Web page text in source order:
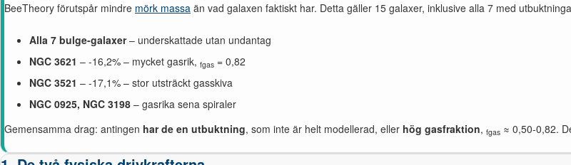
BeeTheory förutspår mindre mörk massa än vad galaxen faktiskt har. Detta gäller 15 galaxer, inklusive alla 7 med
Alla 7 bulge-galaxer– underskattade utan undantag
NGC 3621 – -16,2% – mycket gasrik, fgas = 0,82
NGC 3521 – -17,1% – stor utsträckt gasskiva
NGC 0925, NGC 3198 – gasrika sena spiraler
Gemensamma drag: antingen har de en utbuktning, som inte är helt modellerad, eller hög gasfraktion, fgas ≈ 0,50-0,82.